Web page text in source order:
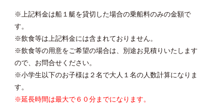
※上記料金は船１艇を貸切した場合の乗船料のみの金額で
す。
※飲食等は上記料金には含まれておりません。
※飲食等の用意をご希望の場合は、別途お見積りいたします
ので、お問合せください。
※小学生以下のお子様は２名で大人１名の人数計算になりま
す。
※延長時間は最大で６０分までになります。